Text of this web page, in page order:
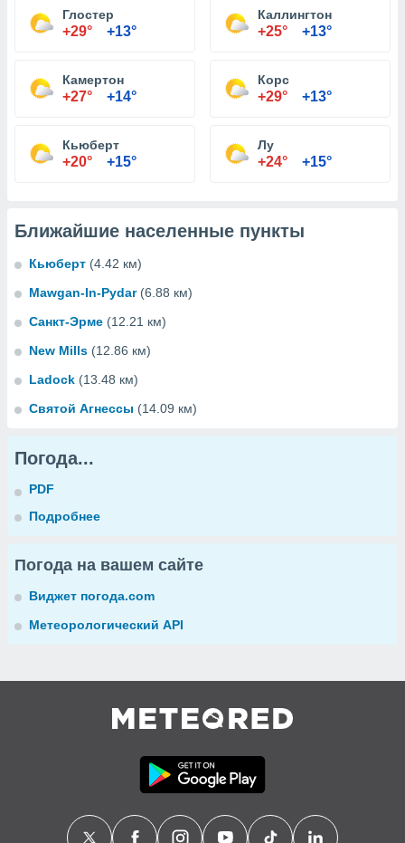
Глостер
+29° +13°
Каллингтон
+25° +13°
Камертон
+27° +14°
Корс
+29° +13°
Кьюберт
+20° +15°
Лу
+24° +15°
Ближайшие населенные пункты
Кьюберт (4.42 км)
Mawgan-In-Pydar (6.88 км)
Санкт-Эрме (12.21 км)
New Mills (12.86 км)
Ladock (13.48 км)
Святой Агнессы (14.09 км)
Погода...
PDF
Подробнее
Погода на вашем сайте
Виджет погода.com
Метеорологический API